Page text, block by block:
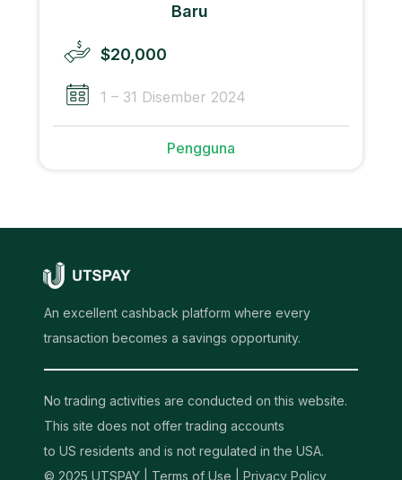
Baru
$20,000
1 – 31 Disember 2024
Pengguna
An excellent cashback platform where every
transaction becomes a savings opportunity.
No trading activities are conducted on this website.
This site does not offer trading accounts
to US residents and is not regulated in the USA.
© 2025 UTSPAY | Terms of Use Privacy Policy